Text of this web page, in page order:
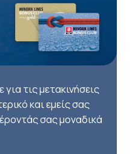
τις μετακινήσεις
και εμείς σας
σας μοναδικά